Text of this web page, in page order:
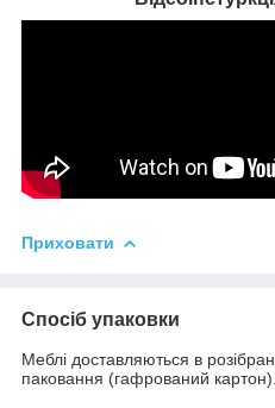
Приховати
Спосіб упаковки
Меблі доставляються в
паковання (гафрований картон).